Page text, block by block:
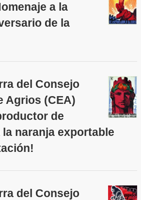
a la
de la
del Consejo
Agrios (CEA)
de
la naranja exportable
del Consejo